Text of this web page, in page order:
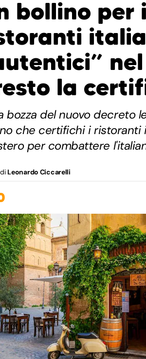
bollino per i
la
bozza del nuovo decreto
che certifichi i ristoranti
per combattere
Leonardo Ciccarelli